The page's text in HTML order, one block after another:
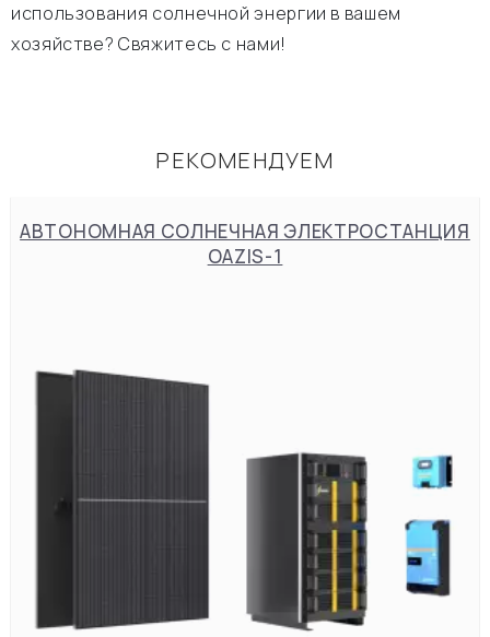
использования солнечной энергии в вашем
хозяйстве? Свяжитесь с нами!
РЕКОМЕНДУЕМ
АВТОНОМНАЯ СОЛНЕЧНАЯ ЭЛЕКТРОСТАНЦИЯ
OAZIS-1